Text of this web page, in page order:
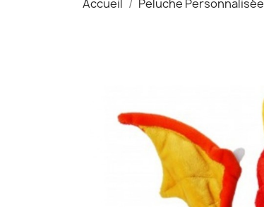
Accueil Peluche Personnalisée